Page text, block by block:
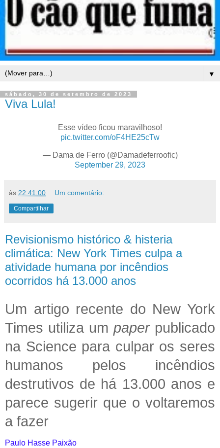
▼
sábado, 30 de setembro de 2023
Viva Lula!
Esse vídeo ficou maravilhoso!
pic.twitter.com/oF4HE25cTw
— Dama de Ferro (@Damadeferroofic)
September 29, 2023
às 22:41:00 Um comentário:
Compartilhar
Revisionismo histórico & histeria
climática: New York Times culpa a
atividade humana por incêndios
ocorridos há 13.000 anos
Um artigo recente do New York
Times utiliza um paperpublicado
na Science para culpar os seres
humanos pelos incêndios
destrutivos de há 13.000 anos e
parece sugerir que o voltaremos
a fazer
Paulo Hasse Paixão